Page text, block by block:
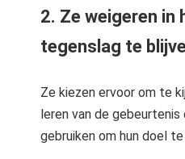
2. Ze weigeren in
tegenslag te
Ze kiezen ervoor om te
leren van de gebeurtenis
gebruiken om hun doel